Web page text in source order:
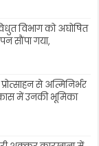
विभाग को अघोषित
सौंपा गया,
से अत्मिनिर्भर
में उनकी भूमिका